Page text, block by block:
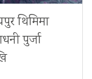
थिमिमा
पुर्जा